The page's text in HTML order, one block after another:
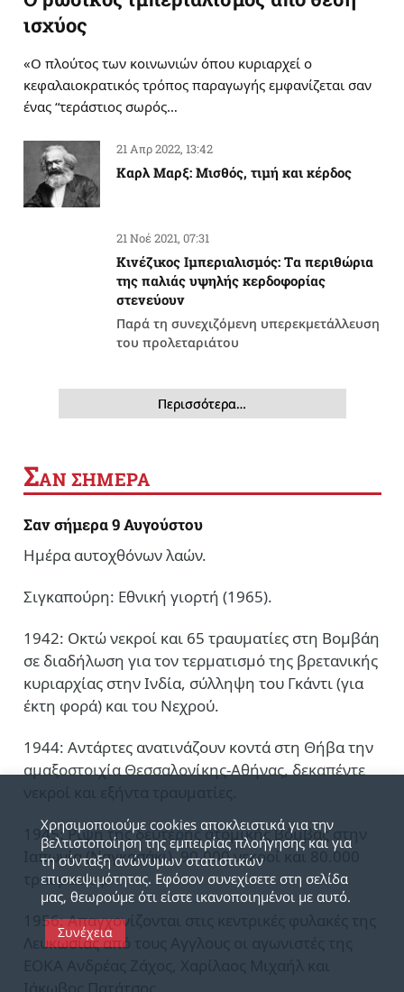
ισχύος
«Ο πλούτος των κοινωνιών όπου κυριαρχεί ο
κεφαλαιοκρατικός τρόπος παραγωγής εμφανίζεται σαν
ένας “τεράστιος σωρός…
21 Απρ 2022, 13:42
Καρλ Μαρξ: Μισθός, τιμή και κέρδος
21 Νοέ 2021, 07:31
Κινέζικος Ιμπεριαλισμός: Tα περιθώρια
της παλιάς υψηλής κερδοφορίας
στενεύουν
Παρά τη συνεχιζόμενη υπερεκμετάλλευση
του προλεταριάτου
Περισσότερα…
ΣΑΝ ΣΗΜΕΡΑ
Σαν σήμερα 9 Αυγούστου
Ημέρα αυτοχθόνων λαών.
Σιγκαπούρη: Εθνική γιορτή (1965).
1942: Οκτώ νεκροί και 65 τραυματίες στη Βομβάη
σε διαδήλωση για τον τερματισμό της βρετανικής
κυριαρχίας στην Ινδία, σύλληψη του Γκάντι (για
έκτη φορά) και του Νεχρού.
1944: Αντάρτες ανατινάζουν κοντά στη Θήβα την
αμαξοστοιχία Θεσσαλονίκης-Αθήνας, δεκαπέντε
1945: Ρίψη της δεύτερης ατομικής βόμβας στην
Ιαπωνία (Ναγκασάκι), 90.000 νεκροί και 80.000
τραυματίες.
1956: Απαγχονίζονται στις κεντρικές φυλακές της
Λευκωσίας από τους Αγγλους οι αγωνιστές της
Χρησιμοποιούμε cookies αποκλειστικά για την
βελτιστοποίηση της εμπειρίας πλοήγησης και για
τη σύνταξη ανώνυμων στατιστικών
επισκεψιμότητας. Εφόσον συνεχίσετε στη σελίδα
μας, θεωρούμε ότι είστε ικανοποιημένοι με αυτό.
Συνέχεια